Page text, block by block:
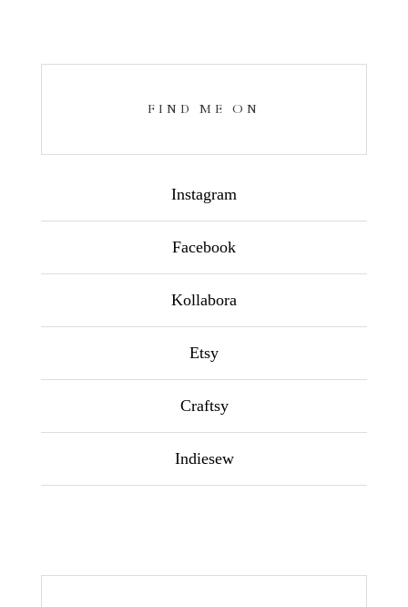
FIND ME ON
Instagram
Facebook
Kollabora
Etsy
Craftsy
Indiesew